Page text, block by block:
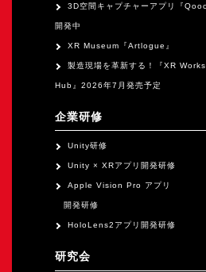
3D空間キャプチャーアプリ『
開発中
XR Museum『Artlogue』
製造現場を革新する！『XR
Hub』2026年7月発売予定
企業研修
Unity研修
Unity × XRアプリ開発研修
Apple Vision Pro アプリ
開発研修
HoloLens2アプリ開発研修
研究会